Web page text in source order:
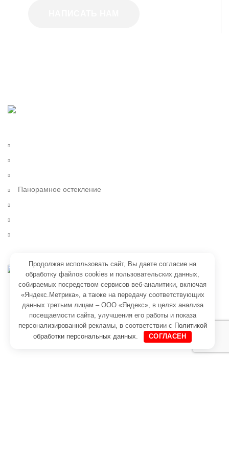
Панорамное остекление
(3854) 44-92-06
8-963-579-2222
г. Бийск, ул. Васильева, 48/1
2023, Сиб-Мастер
Политика конфиденциальности
Продолжая использовать сайт, Вы даете согласие на
обработку файлов cookies и пользовательских данных,
собираемых посредством сервисов веб-аналитики, включая
«Яндекс.Метрика», а также на передачу соответствующих
данных третьим лицам – ООО «Яндекс», в целях анализа
посещаемости сайта, улучшения его работы и показа
персонализированной рекламы, в соответствии с Политикой
обработки персональных данных
СОГЛАСЕН